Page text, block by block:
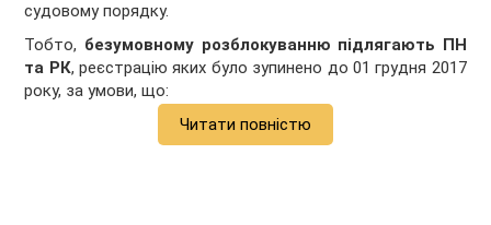
судовому порядку.
Тобто, безумовному розблокуванню підлягають ПН
та РК, реєстрацію яких було зупинено до 01 грудня 2017
року, за умови, що:
Читати повністю